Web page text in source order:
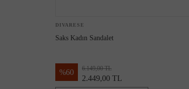
DIVARESE
Saks Kadın Sandalet
%60 6.149,00 TL
2.449,00 TL